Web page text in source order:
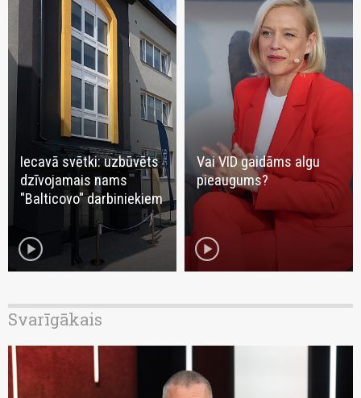
Iecavā svētki: uzbūvēts
dzīvojamais nams
"Balticovo" darbiniekiem
play_circle
Vai VID gaidāms algu
pieaugums?
play_circle
Svarīgākais